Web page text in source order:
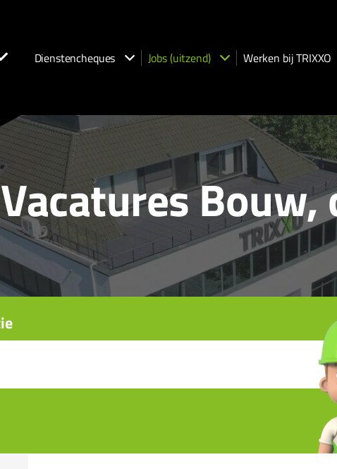
Dienstencheques Jobs (uitzend) Werken bij TRIXXO
Vacatures